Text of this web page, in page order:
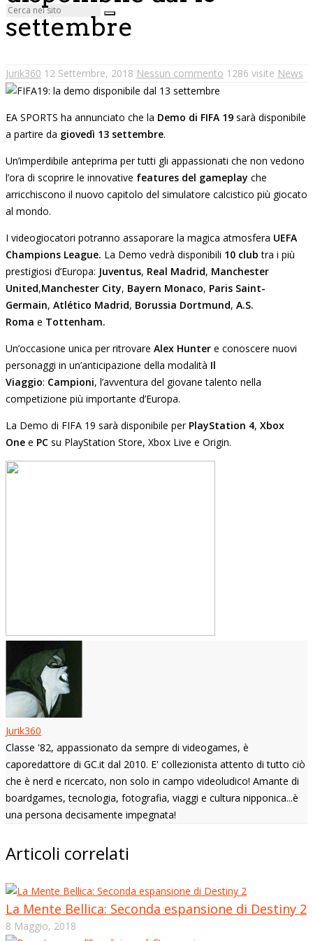
settembre
Jurik360 12 Settembre, 2018 Nessun commento 1286 visite News
EA SPORTS ha annunciato che la Demo di FIFA 19 sarà disponibile
a partire da giovedì 13 settembre.
Un’imperdibile anteprima per tutti gli appassionati che non vedono
l’ora di scoprire le innovative features del gameplay che
arricchiscono il nuovo capitolo del simulatore calcistico più giocato
al mondo.
I videogiocatori potranno assaporare la magica atmosfera UEFA
Champions League. La Demo vedrà disponibili 10 club tra i più
prestigiosi d’Europa: Juventus, Real Madrid, Manchester
United,Manchester City, Bayern Monaco, Paris Saint-
Germain, Atlético Madrid, Borussia Dortmund, A.S.
Roma e Tottenham.
Un’occasione unica per ritrovare Alex Hunter e conoscere nuovi
personaggi in un’anticipazione della modalità Il
Viaggio: Campioni, l’avventura del giovane talento nella
competizione più importante d’Europa.
La Demo di FIFA 19 sarà disponibile per PlayStation 4, Xbox
One e PC su PlayStation Store, Xbox Live e Origin.
Jurik360
Classe '82, appassionato da sempre di videogames, è
caporedattore di GC.it dal 2010. E' collezionista attento di tutto ciò
che è nerd e ricercato, non solo in campo videoludico! Amante di
boardgames, tecnologia, fotografia, viaggi e cultura nipponica...è
una persona decisamente impegnata!
Articoli correlati
La Mente Bellica: Seconda espansione di Destiny 2
8 Maggio, 2018